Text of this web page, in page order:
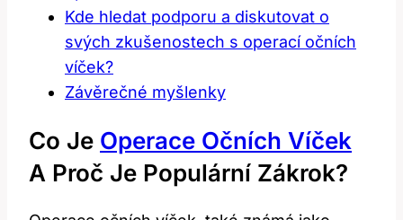
Kde hledat podporu a diskutovat o
svých zkušenostech s operací očních
víček?
Závěrečné myšlenky
Co Je Operace Očních Víček
A Proč Je Populární Zákrok?